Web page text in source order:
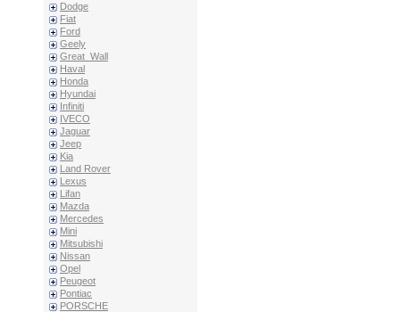
Dodge
Fiat
Ford
Geely
Great_Wall
Haval
Honda
Hyundai
Infiniti
IVECO
Jaguar
Jeep
Kia
Land Rover
Lexus
Lifan
Mazda
Mercedes
Mini
Mitsubishi
Nissan
Opel
Peugeot
Pontiac
PORSCHE